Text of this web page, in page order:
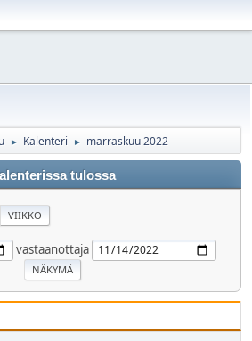
► Kalenteri ► marraskuu 2022
tulossa
VIIKKO
vastaanottaja